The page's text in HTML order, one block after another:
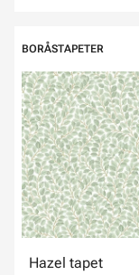
BORÅSTAPETER
Hazel tapet